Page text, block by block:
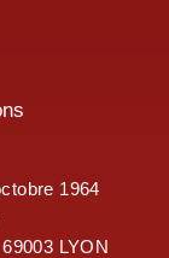
1964
LYON